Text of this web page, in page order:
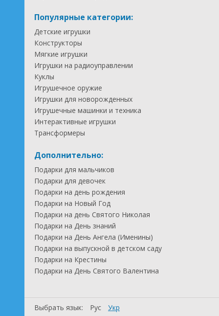
Популярные категории:
Детские игрушки
Конструкторы
Мягкие игрушки
Игрушки на радиоуправлении
Куклы
Игрушечное оружие
Игрушки для новорожденных
Игрушечные машинки и техника
Интерактивные игрушки
Трансформеры
Дополнительно:
Подарки для мальчиков
Подарки для девочек
Подарки на день рождения
Подарки на Новый Год
Подарки на день Святого Николая
Подарки на День знаний
Подарки на День Ангела (Именины)
Подарки на выпускной в детском саду
Подарки на Крестины
Подарки на День Святого Валентина
Выбрать язык: Рус Укр